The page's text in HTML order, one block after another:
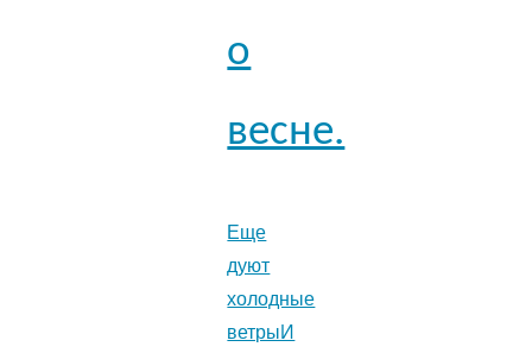
о
весне.
Еще
дуют
холодные
ветрыИ